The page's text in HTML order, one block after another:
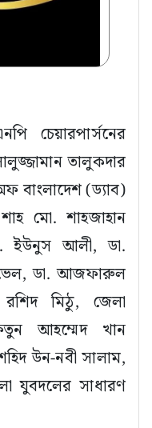
চেয়ারপার্সনের
তালুকদার
বাংলাদেশ (ড্যাব)
মো. শাহজাহান
ইউনুস আলী, ডা.
ডা. আজফারুল
মিঠু, জেলা
আহম্মেদ খান
উন-নবী সালাম,
যুবদলের সাধারণ